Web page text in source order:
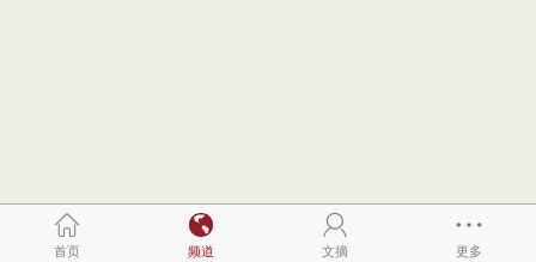
首页 频道 文摘 更多